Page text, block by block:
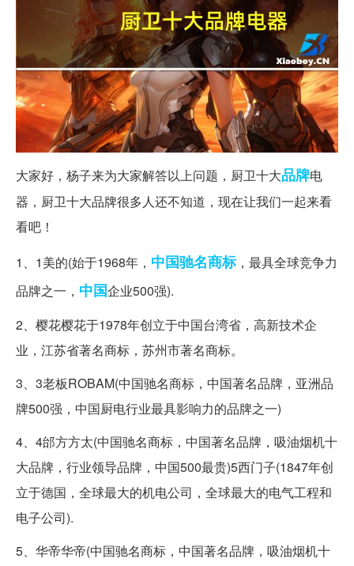
大家好，杨子来为大家解答以上问题，厨卫十大品牌电
器，厨卫十大品牌很多人还不知道，现在让我们一起来看
看吧！
1、1美的(始于1968年， 中国驰名商标，最具全球竞争力
品牌之一， 中国企业500强).
2、樱花樱花于1978年创立于中国台湾省，高新技术企
业，江苏省著名商标，苏州市著名商标。
3、3老板ROBAM(中国驰名商标，中国著名品牌，亚洲品
牌500强，中国厨电行业最具影响力的品牌之一)
4、4邰方方太(中国驰名商标，中国著名品牌，吸油烟机十
大品牌，行业领导品牌，中国500最贵)5西门子(1847年创
立于德国，全球最大的机电公司，全球最大的电气工程和
电子公司).
5、华帝华帝(中国驰名商标，中国著名品牌，吸油烟机十